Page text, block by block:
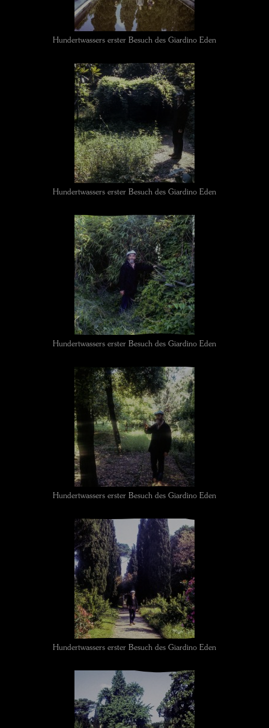
Hundertwassers erster Besuch des Giardino Eden
Hundertwassers erster Besuch des Giardino Eden
Hundertwassers erster Besuch des Giardino Eden
Hundertwassers erster Besuch des Giardino Eden
Hundertwassers erster Besuch des Giardino Eden